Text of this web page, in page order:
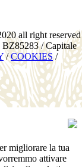
all right reserved
/ Capitale
/COOKIES/
migliorare la tua
attivare